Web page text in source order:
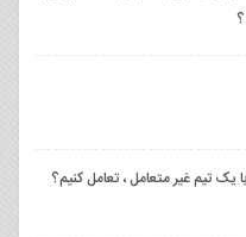
یک تیم غیر متعامل ، تعامل کنیم؟